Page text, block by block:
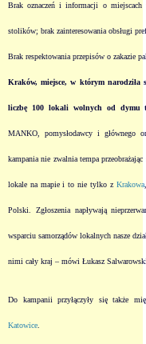
Brak oznaczeń i informacji o
stolików; brak zainteresowania obsługi
Brak respektowania przepisów o zakazie
Kraków, miejsce, w którym narodziła
liczbę 100 lokali wolnych od dymu
MANKO, pomysłodawcy i głównego
kampania nie zwalnia tempa
lokale na mapie i to nie tylko z Krakowa
Polski. Zgłoszenia napływają
wsparciu samorządów lokalnych nasze
nimi cały kraj – mówi Łukasz
Do kampanii przyłączyły się także
Katowice